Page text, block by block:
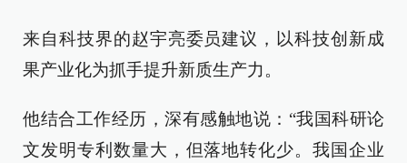
来自科技界的赵宇亮委员建议，以科技创新成
果产业化为抓手提升新质生产力。
他结合工作经历，深有感触地说：“我国科研论
文发明专利数量大，但落地转化少。我国企业